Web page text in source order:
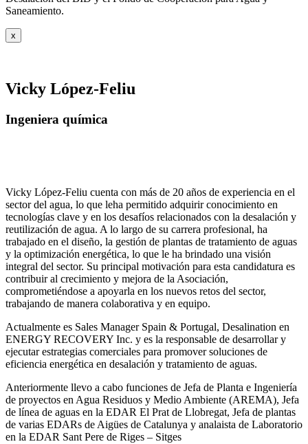
Saneamiento.
x
Vicky López-Feliu
Ingeniera química
Vicky López-Feliu cuenta con más de 20 años de experiencia en el
sector del agua, lo que leha permitido adquirir conocimiento en
tecnologías clave y en los desafíos relacionados con la desalación y
reutilización de agua. A lo largo de su carrera profesional, ha
trabajado en el diseño, la gestión de plantas de tratamiento de aguas
y la optimización energética, lo que le ha brindado una visión
integral del sector. Su principal motivación para esta candidatura es
contribuir al crecimiento y mejora de la Asociación,
comprometiéndose a apoyarla en los nuevos retos del sector,
trabajando de manera colaborativa y en equipo.
Actualmente es Sales Manager Spain & Portugal, Desalination en
ENERGY RECOVERY Inc. y es la responsable de desarrollar y
ejecutar estrategias comerciales para promover soluciones de
eficiencia energética en desalación y tratamiento de aguas.
Anteriormente llevo a cabo funciones de Jefa de Planta e Ingeniería
de proyectos en Agua Residuos y Medio Ambiente (AREMA), Jefa
de línea de aguas en la EDAR El Prat de Llobregat, Jefa de plantas
de varias EDARs de Aigües de Catalunya y analaista de Laboratorio
en la EDAR Sant Pere de Riges – Sitges